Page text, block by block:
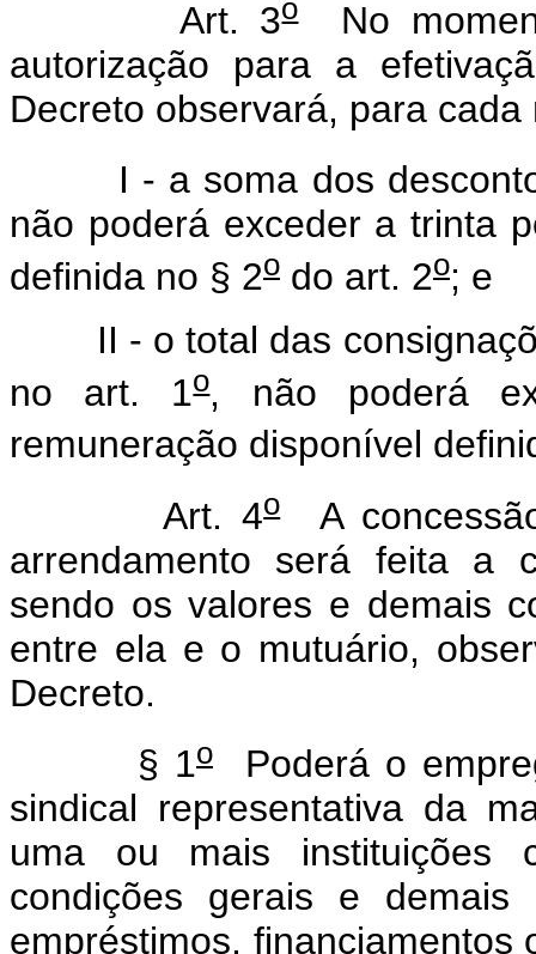
Art. 3oNo
autorização para a
Decreto observará, para
I - a soma dos
não poderá exceder a trinta
definida no § 2o do art. 2o; e
II - o total das
no art. 1o, não poderá
remuneração disponível
Art. 4oA
arrendamento será feita a
sendo os valores e demais
entre ela e o mutuário,
Decreto.
§ 1o Poderá o
sindical representativa da
uma ou mais instituições
condições gerais e
empréstimos, financiamentos